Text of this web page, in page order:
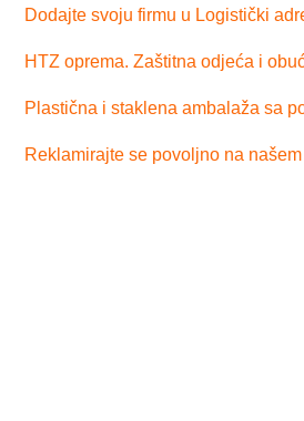
Dodajte svoju firmu u Logistički
HTZ oprema. Zaštitna odjeća i
Plastična i staklena ambalaža sa
Reklamirajte se povoljno na